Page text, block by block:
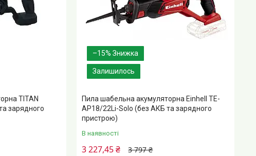
TITAN
зарядного
–15%
Залишилось
Пила шабельна акумуляторна Einhell TE-
AP18/22Li-Solo (без АКБ та зарядного
пристрою)
В наявності
3 797 ₴
3 227,45 ₴